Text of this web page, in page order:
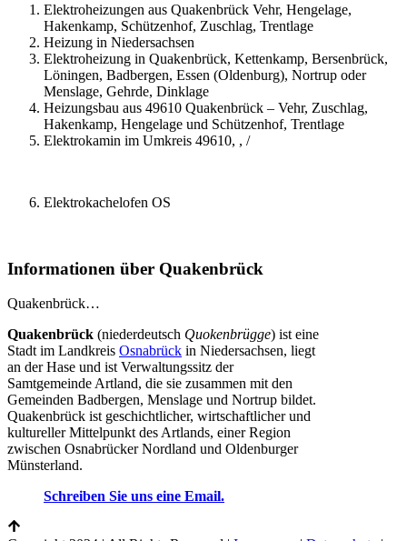
Elektroheizungen aus Quakenbrück Vehr, Hengelage,
Hakenkamp, Schützenhof, Zuschlag, Trentlage
Heizung in Niedersachsen
Elektroheizung in Quakenbrück, Kettenkamp, Bersenbrück,
Löningen, Badbergen, Essen (Oldenburg), Nortrup oder
Menslage, Gehrde, Dinklage
Heizungsbau aus 49610 Quakenbrück – Vehr, Zuschlag,
Hakenkamp, Hengelage und Schützenhof, Trentlage
Elektrokamin im Umkreis 49610, , /
Elektrokachelofen OS
Informationen über Quakenbrück
Quakenbrück…
Quakenbrück (niederdeutsch Quokenbrügge) ist eine
Stadt im Landkreis Osnabrück in Niedersachsen, liegt
an der Hase und ist Verwaltungssitz der
Samtgemeinde Artland, die sie zusammen mit den
Gemeinden Badbergen, Menslage und Nortrup bildet.
Quakenbrück ist geschichtlicher, wirtschaftlicher und
kultureller Mittelpunkt des Artlands, einer Region
zwischen Osnabrücker Nordland und Oldenburger
Münsterland.
Schreiben Sie uns eine Email.